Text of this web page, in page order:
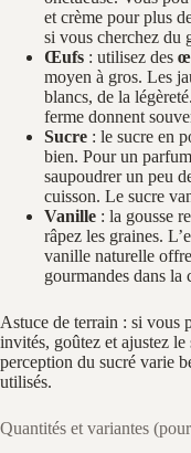
et crème pour plus
si vous cherchez du
Œufs : utilisez des
moyen à gros. Les
blancs, de la
ferme donnent
Sucre : le sucre en
bien. Pour un
saupoudrer un peu
cuisson. Le sucre
Vanille : la gousse
râpez les graines.
vanille naturelle
gourmandes dans la
Astuce de terrain : si vous
invités, goûtez et ajustez
perception du sucré varie
utilisés.
Quantités et variantes